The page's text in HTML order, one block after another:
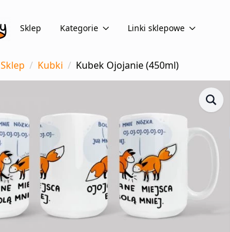
Sklep Kategorie Linki sklepowe
Sklep Kubki Kubek Ojojanie (450ml)